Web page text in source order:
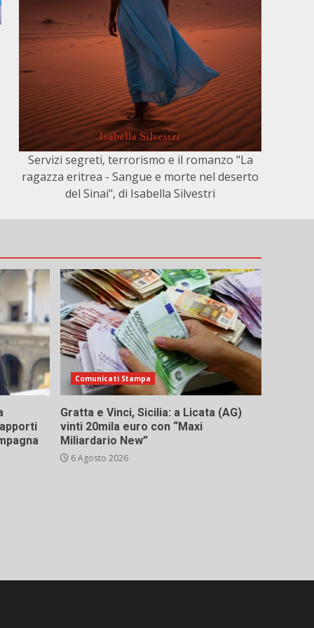
Servizi segreti, terrorismo e il romanzo "La
ragazza eritrea - Sangue e morte nel deserto
del Sinai", di Isabella Silvestri
Comunicati Stampa
Gratta e Vinci, Sicilia: a Licata (AG)
vinti 20mila euro con “Maxi
Miliardario New”
6 Agosto 2026